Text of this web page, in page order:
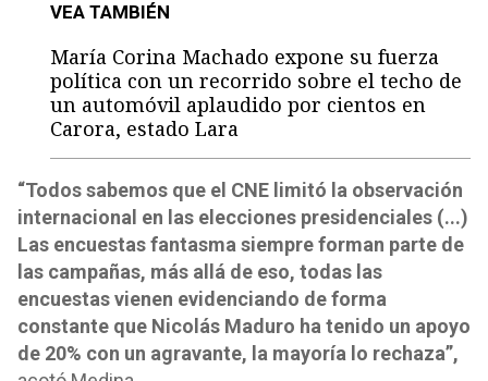
VEA TAMBIÉN
María Corina Machado expone su fuerza
política con un recorrido sobre el techo de
un automóvil aplaudido por cientos en
Carora, estado Lara
“Todos sabemos que el CNE limitó la observación
internacional en las elecciones presidenciales (...)
Las encuestas fantasma siempre forman parte de
las campañas, más allá de eso, todas las
encuestas vienen evidenciando de forma
constante que Nicolás Maduro ha tenido un apoyo
de 20% con un agravante, la mayoría lo rechaza”,